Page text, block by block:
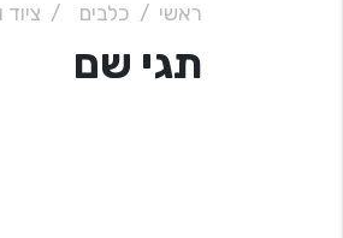
ראשי כלבים ציוד
תגי שם